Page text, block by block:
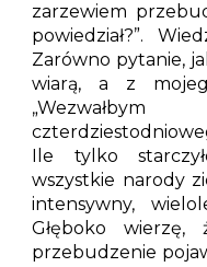
zarzewiem
powiedział?”.
Zarówno pytanie,
wiarą, a z
Ile tylko
wszystkie narody
intensywny,
Głęboko
przebudzenie